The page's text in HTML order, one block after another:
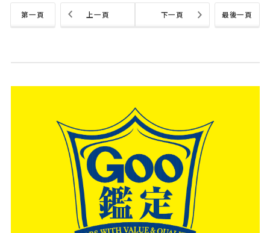
第一頁 最後一頁
上一頁 下一頁